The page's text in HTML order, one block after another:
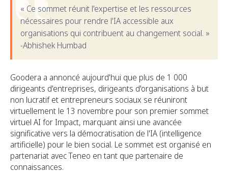
« Ce sommet réunit l'expertise et les ressources
nécessaires pour rendre l'IA accessible aux
organisations qui contribuent au changement social. »
-Abhishek Humbad
Goodera a annoncé aujourd'hui que plus de 1 000
dirigeants d'entreprises, dirigeants d'organisations à but
non lucratif et entrepreneurs sociaux se réuniront
virtuellement le 13 novembre pour son premier sommet
virtuel AI for Impact, marquant ainsi une avancée
significative vers la démocratisation de l'IA (intelligence
artificielle) pour le bien social. Le sommet est organisé en
partenariat avec Teneo en tant que partenaire de
connaissances.